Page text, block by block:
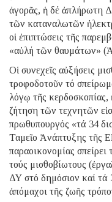
ἀγορᾶς, ἡ δέ ἀπλήρωτη
τῶν καταναλωτῶν
οἱ ἐπιπτώσεις τῆς
«αὐλή τῶν θαυμάτων»
Οἱ συνεχεῖς αὐξήσεις
τροφοδοτοῦν τό
λόγῳ τῆς κερδοσκοπίας,
ζήτηση τῶν τεχνητῶν
πρωθυπουργός «τά 34
Ταμεῖο Ἀνάπτυξης τῆς
παραοικονομίας
τούς μισθοβίωτους
ΔΥ στό δημόσιον καί τά
ἀπόμαχοι τῆς ζωῆς